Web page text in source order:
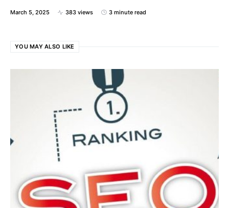
March 5, 2025 383 views 3 minute read
YOU MAY ALSO LIKE